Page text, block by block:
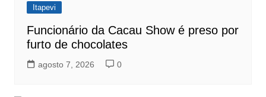
Itapevi
Funcionário da Cacau Show é preso por
furto de chocolates
agosto 7, 2026 0